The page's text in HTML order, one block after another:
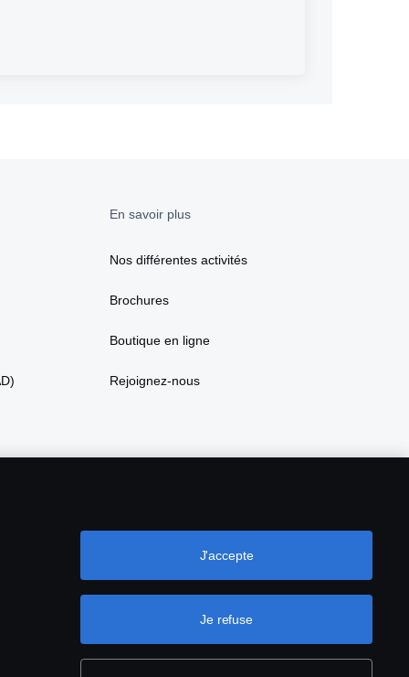
En savoir plus
Nos différentes activités
Brochures
Boutique en ligne
Rejoignez-nous
Je refuse
J'accepte